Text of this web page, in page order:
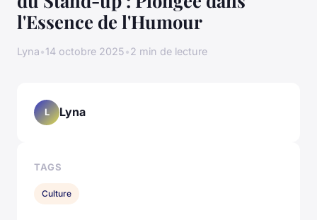
l'Essence de l'Humour
Lyna•14 octobre 2025•2 min de lecture
L Lyna
TAGS
Culture